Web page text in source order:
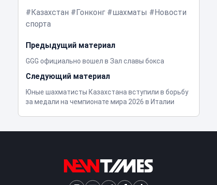
Казахстан
Гонконг шахматы
Новости
спорта
Предыдущий материал
GGG официально вошел в Зал славы бокса
Следующий материал
Юные шахматисты Казахстана вступили в борьбу
за медали на чемпионате мира 2026 в Италии